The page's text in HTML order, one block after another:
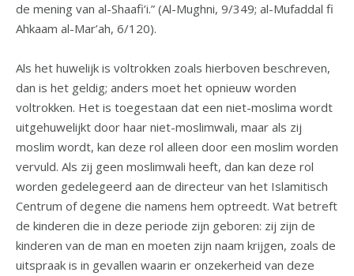
de mening van al-Shaafi’i.” (Al-Mughni, 9/349; al-Mufaddal fi
Ahkaam al-Mar’ah, 6/120).
Als het huwelijk is voltrokken zoals hierboven beschreven,
dan is het geldig; anders moet het opnieuw worden
voltrokken. Het is toegestaan dat een niet-moslima wordt
uitgehuwelijkt door haar niet-moslimwali, maar als zij
moslim wordt, kan deze rol alleen door een moslim worden
vervuld. Als zij geen moslimwali heeft, dan kan deze rol
worden gedelegeerd aan de directeur van het Islamitisch
Centrum of degene die namens hem optreedt. Wat betreft
de kinderen die in deze periode zijn geboren: zij zijn de
kinderen van de man en moeten zijn naam krijgen, zoals de
uitspraak is in gevallen waarin er onzekerheid van deze